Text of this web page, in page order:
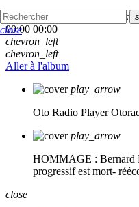
skip_previous
00:00 00:00
chevron_left
chevron_left
Aller à l'album
play_arrow
Oto Radio Player
play_arrow
HOMMAGE : Bernard
progressif est mort-
close
close